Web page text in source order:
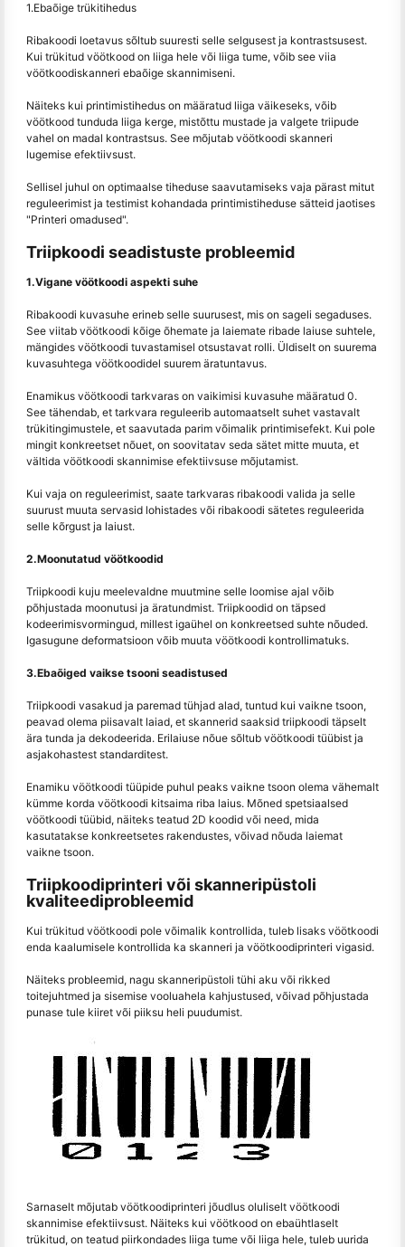
1.Ebaõige trükitihedus
Ribakoodi loetavus sõltub suuresti selle selgusest ja kontrastsusest.
Kui trükitud vöötkood on liiga hele või liiga tume, võib see viia
vöötkoodiskanneri ebaõige skannimiseni.
Näiteks kui printimistihedus on määratud liiga väikeseks, võib
vöötkood tunduda liiga kerge, mistõttu mustade ja valgete triipude
vahel on madal kontrastsus. See mõjutab vöötkoodi skanneri
lugemise efektiivsust.
Sellisel juhul on optimaalse tiheduse saavutamiseks vaja pärast mitut
reguleerimist ja testimist kohandada printimistiheduse sätteid jaotises
"Printeri omadused".
Triipkoodi seadistuste probleemid
1.Vigane vöötkoodi aspekti suhe
Ribakoodi kuvasuhe erineb selle suurusest, mis on sageli segaduses.
See viitab vöötkoodi kõige õhemate ja laiemate ribade laiuse suhtele,
mängides vöötkoodi tuvastamisel otsustavat rolli. Üldiselt on suurema
kuvasuhtega vöötkoodidel suurem äratuntavus.
Enamikus vöötkoodi tarkvaras on vaikimisi kuvasuhe määratud 0.
See tähendab, et tarkvara reguleerib automaatselt suhet vastavalt
trükitingimustele, et saavutada parim võimalik printimisefekt. Kui pole
mingit konkreetset nõuet, on soovitatav seda sätet mitte muuta, et
vältida vöötkoodi skannimise efektiivsuse mõjutamist.
Kui vaja on reguleerimist, saate tarkvaras ribakoodi valida ja selle
suurust muuta servasid lohistades või ribakoodi sätetes reguleerida
selle kõrgust ja laiust.
2.Moonutatud vöötkoodid
Triipkoodi kuju meelevaldne muutmine selle loomise ajal võib
põhjustada moonutusi ja äratundmist. Triipkoodid on täpsed
kodeerimisvormingud, millest igaühel on konkreetsed suhte nõuded.
Igasugune deformatsioon võib muuta vöötkoodi kontrollimatuks.
3.Ebaõiged vaikse tsooni seadistused
Triipkoodi vasakud ja paremad tühjad alad, tuntud kui vaikne tsoon,
peavad olema piisavalt laiad, et skannerid saaksid triipkoodi täpselt
ära tunda ja dekodeerida. Erilaiuse nõue sõltub vöötkoodi tüübist ja
asjakohastest standarditest.
Enamiku vöötkoodi tüüpide puhul peaks vaikne tsoon olema vähemalt
kümme korda vöötkoodi kitsaima riba laius. Mõned spetsiaalsed
vöötkoodi tüübid, näiteks teatud 2D koodid või need, mida
kasutatakse konkreetsetes rakendustes, võivad nõuda laiemat
vaikne tsoon.
Triipkoodiprinteri või skanneripüstoli
kvaliteediprobleemid
Kui trükitud vöötkoodi pole võimalik kontrollida, tuleb lisaks vöötkoodi
enda kaalumisele kontrollida ka skanneri ja vöötkoodiprinteri vigasid.
Näiteks probleemid, nagu skanneripüstoli tühi aku või rikked
toitejuhtmed ja sisemise vooluahela kahjustused, võivad põhjustada
punase tule kiiret või piiksu heli puudumist.
Sarnaselt mõjutab vöötkoodiprinteri jõudlus oluliselt vöötkoodi
skannimise efektiivsust. Näiteks kui vöötkood on ebaühtlaselt
trükitud, on teatud piirkondades liiga tume või liiga hele, tuleb uurida